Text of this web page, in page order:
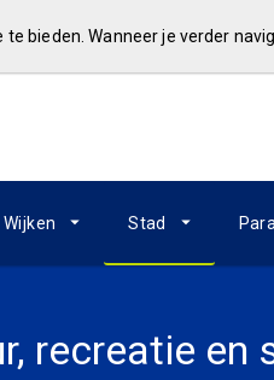
Wijken Stad
recreatie en
bieden. Wanneer je verder